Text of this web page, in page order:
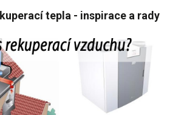
tepla - inspirace a rady